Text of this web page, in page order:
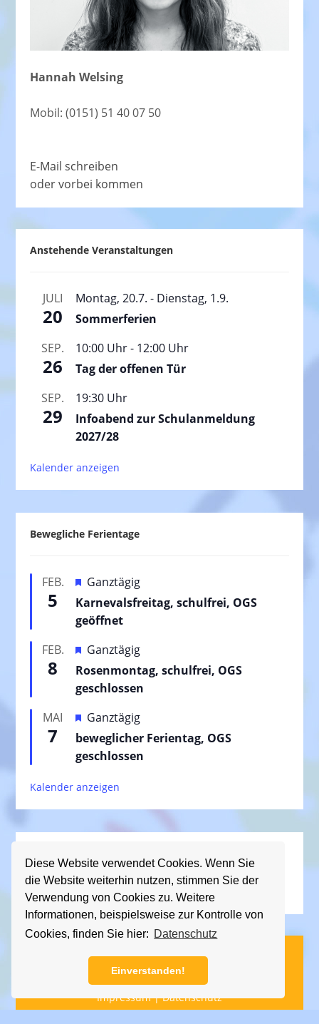
Diese Website verwendet Cookies. Wenn Sie
die Website weiterhin nutzen, stimmen Sie der
Verwendung von Cookies zu. Weitere
Informationen, beispielsweise zur Kontrolle von
Cookies, finden Sie hier: Datenschutz
Einverstanden!
Hannah Welsing
Mobil: (0151) 51 40 07 50
E-Mail schreiben
oder vorbei kommen
Anstehende Veranstaltungen
JULI
20
Montag, 20.7. - Dienstag, 1.9.
Sommerferien
SEP.
26
10:00 Uhr- 12:00 Uhr
Tag der offenen Tür
SEP.
29
19:30 Uhr
Infoabend zur Schulanmeldung
2027/28
Kalender anzeigen
Bewegliche Ferientage
FEB.
5
H
e
r
o
r
g
h
o
b
n
Ganztägig
Karnevalsfreitag, schulfrei, OGS
geöffnet
FEB.
8
H
e
r
o
r
g
h
o
n
Ganztägig
Rosenmontag, schulfrei, OGS
geschlossen
MAI
7
H
e
r
o
r
h
o
b
e
n
Ganztägig
beweglicher Ferientag, OGS
geschlossen
Kalender anzeigen
Nützliche Links
Downloads
Schullied
(C) KGS Essener Straße, 2013 - 2026
Impressum|Datenschutz